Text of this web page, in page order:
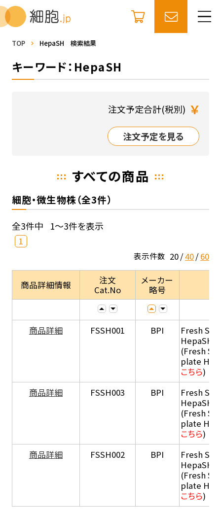
TOP HepaSH 検索結果
キーワード：HepaSH
注文予定合計(税別) ￥
注文予定を見る
すべての商品
細胞・微生物株（全3件）
全3件中 1～3件を表示
1
表示件数 20 40 60
商品詳細情報
注文
Cat.No
メーカー
略号
商品詳細 FSSH001 BPI
Fresh
HepaSH®
(Fresh
plate
こちら)
商品詳細
FSSH003 BPI
Fresh
HepaSH®
(Fresh
plate
こちら)
商品詳細
FSSH002 BPI
Fresh
HepaSH®
(Fresh
plate
こちら)